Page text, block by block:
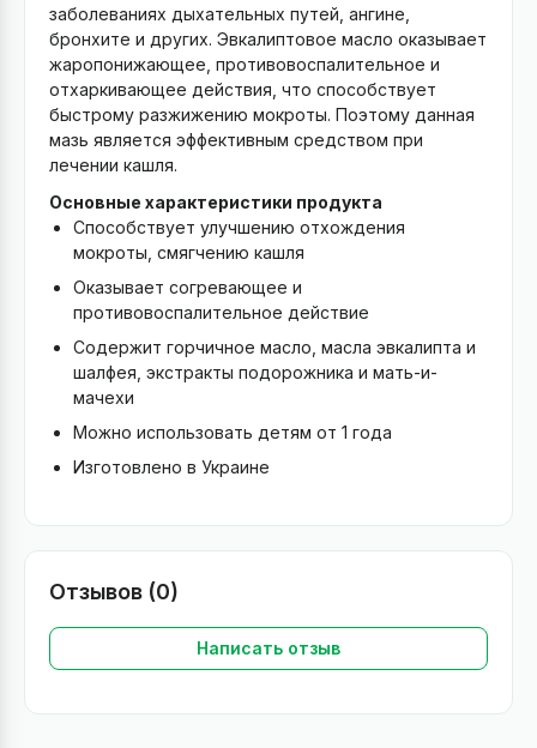
заболеваниях дыхательных путей, ангине,
бронхите и других. Эвкалиптовое масло оказывает
жаропонижающее, противовоспалительное и
отхаркивающее действия, что способствует
быстрому разжижению мокроты. Поэтому данная
мазь является эффективным средством при
лечении кашля.
Основные характеристики продукта
Способствует улучшению отхождения
мокроты, смягчению кашля
Оказывает согревающее и
противовоспалительное действие
Содержит горчичное масло, масла эвкалипта и
шалфея, экстракты подорожника и мать-и-
мачехи
Можно использовать детям от 1 года
Изготовлено в Украине
Отзывов (0)
Написать отзыв